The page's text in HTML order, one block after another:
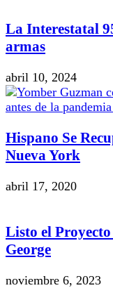
La Interestatal
armas
abril 10, 2024
Hispano Se
Nueva York
abril 17, 2020
Listo el
George
noviembre 6, 2023